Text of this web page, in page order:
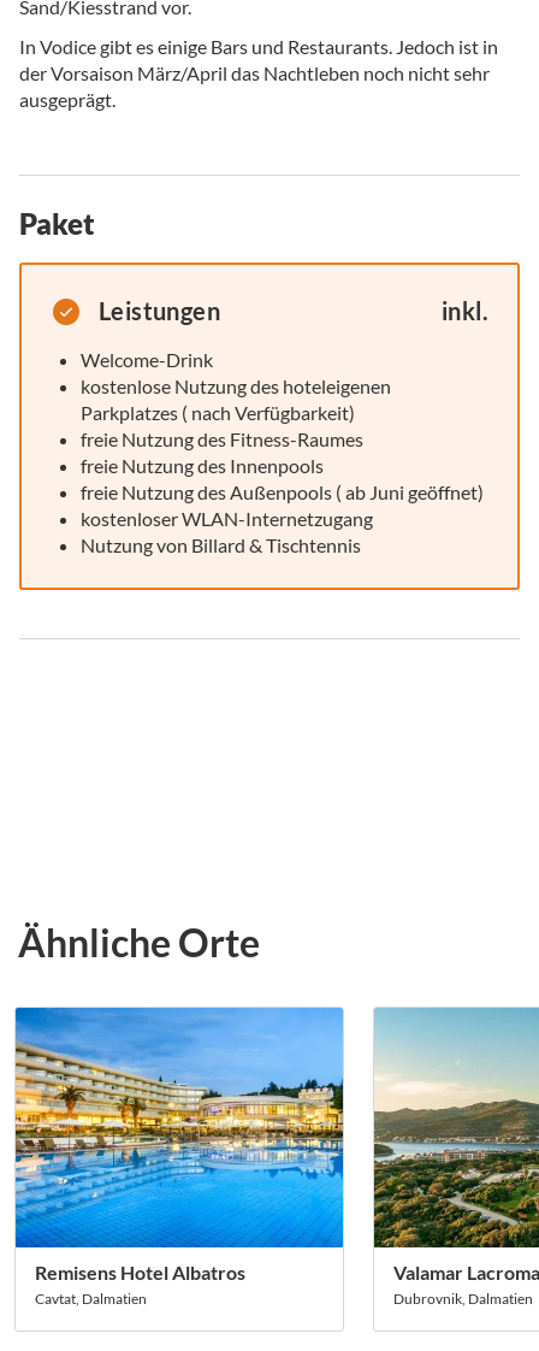
Sand/Kiesstrand vor.
In Vodice gibt es einige Bars und Restaurants. Jedoch ist in
der Vorsaison März/April das Nachtleben noch nicht sehr
ausgeprägt.
Paket
Leistungen inkl.
Welcome-Drink
kostenlose Nutzung des hoteleigenen
Parkplatzes ( nach Verfügbarkeit)
freie Nutzung des Fitness-Raumes
freie Nutzung des Innenpools
freie Nutzung des Außenpools ( ab Juni geöffnet)
kostenloser WLAN-Internetzugang
Nutzung von Billard & Tischtennis
Ähnliche Orte
Remisens Hotel Albatros
Cavtat, Dalmatien
Valamar Lacroma
Dubrovnik, Dalmatien